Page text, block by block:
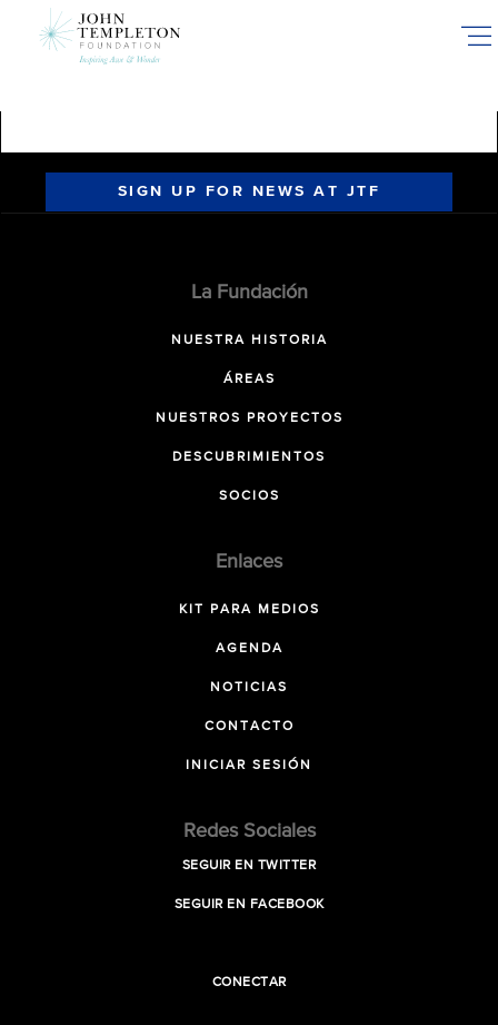
SIGN UP FOR NEWS AT JTF
La Fundación
NUESTRA HISTORIA
ÁREAS
NUESTROS PROYECTOS
DESCUBRIMIENTOS
SOCIOS
Enlaces
KIT PARA MEDIOS
AGENDA
NOTICIAS
CONTACTO
INICIAR SESIÓN
Redes Sociales
SEGUIR EN TWITTER
SEGUIR EN FACEBOOK
CONECTAR